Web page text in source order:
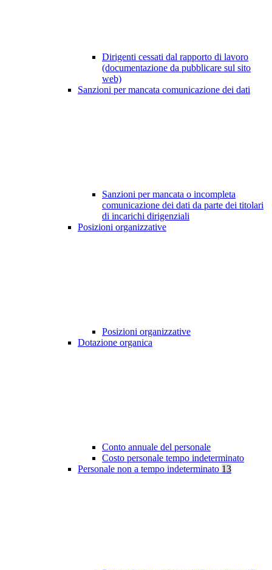
Dirigenti cessati dal rapporto di lavoro
(documentazione da pubblicare sul sito
web)
Sanzioni per mancata comunicazione dei dati
Sanzioni per mancata o incompleta
comunicazione dei dati da parte dei titolari
di incarichi dirigenziali
Posizioni organizzative
Posizioni organizzative
Dotazione organica
Conto annuale del personale
Costo personale tempo indeterminato
Personale non a tempo indeterminato 13